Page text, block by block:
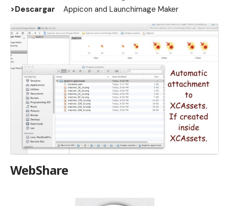
>Descargar Appicon and Launchimage Maker
WebShare